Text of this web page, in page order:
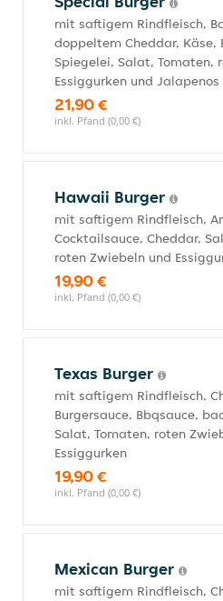
mit saftigem Rindfleisch,
doppeltem Cheddar, Käse,
Spiegelei, Salat, Tomaten,
Essiggurken und Jalapenos
21,90 €
inkl. Pfand (0,00 €)
Hawaii Burger
mit saftigem Rindfleisch,
Cocktailsauce, Cheddar,
roten Zwiebeln und
19,90 €
inkl. Pfand (0,00 €)
Texas Burger
mit saftigem Rindfleisch,
Burgersauce, Bbqsauce,
Salat, Tomaten, roten
Essiggurken
19,90 €
inkl. Pfand (0,00 €)
Mexican Burger
mit saftigem Rindfleisch,